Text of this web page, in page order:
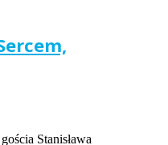
Stanisława